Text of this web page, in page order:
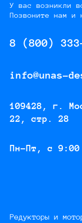
У вас возникли
Позвоните нам и
8 (800)
info@unas-
109428, г.
22, стр. 28
Пн-Пт, с 9:00
Редукторы и